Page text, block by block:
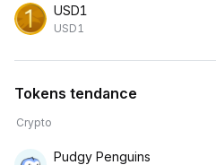
USD1
USD1
Tokens tendance
Crypto
Pudgy Penguins